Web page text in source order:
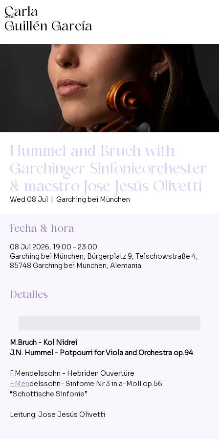
Carla
Guillén García
VIOLIST
Hummel and Bruch with
Garchinger Sinfonieorchester
& maestro Jose Jesús Olivetti
Wed 08 Jul
  |
Garching bei München
Fecha & hora
08 Jul 2026, 19:00 – 23:00
Garching bei München, Bürgerplatz 9, Telschowstraße 4,
85748 Garching bei München, Alemania
Detalles
M.Bruch - Kol Nidrei
J.N. Hummel - Potpourri for Viola and Orchestra op.94
F.Mendelssohn - Hebriden Ouvertüre
F.Mendelssohn- Sinfonie Nr.3 in a-Moll op.56
“Schottische Sinfonie”
Leitung: Jose Jesús Olivetti